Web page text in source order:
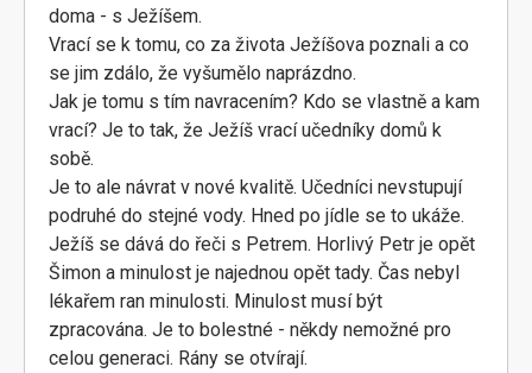
doma - s Ježíšem.
Vrací se k tomu, co za života Ježíšova poznali a co
se jim zdálo, že vyšumělo naprázdno.
Jak je tomu s tím navracením? Kdo se vlastně a kam
vrací? Je to tak, že Ježíš vrací učedníky domů k
sobě.
Je to ale návrat v nové kvalitě. Učedníci nevstupují
podruhé do stejné vody. Hned po jídle se to ukáže.
Ježíš se dává do řeči s Petrem. Horlivý Petr je opět
Šimon a minulost je najednou opět tady. Čas nebyl
lékařem ran minulosti. Minulost musí být
zpracována. Je to bolestné - někdy nemožné pro
celou generaci. Rány se otvírají.